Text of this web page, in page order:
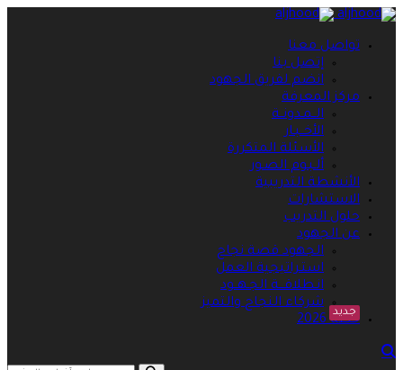
تواصل معنا
إتصل بنا
انضم لفريق الجهود
مركز المعرفة
الــمـدونــة
الأخــبـار
الأسئلة المتكررة
ألـبـوم الصـور
الأنشطة التدريبية
الاستشارات
حلول التدريب
عن الجهود
الجهود قصة نجاح
استـراتيجية العمل
انـطلاقـــة الجـهــود
شركاء النجاح والتميز
جديد
خطة 2026
search opener